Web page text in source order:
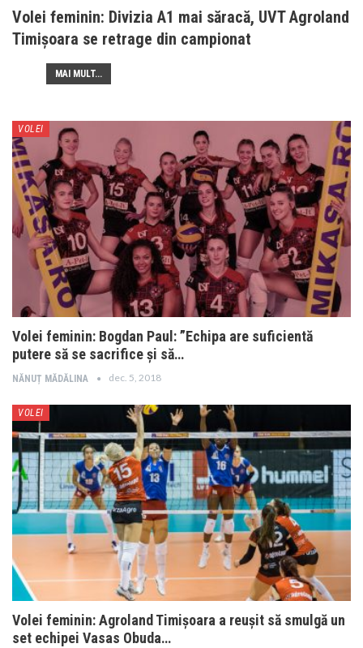
Volei feminin: Divizia A1 mai săracă, UVT Agroland
Timișoara se retrage din campionat
MAI MULT...
VOLEI
Volei feminin: Bogdan Paul: ”Echipa are suficientă
putere să se sacrifice și să…
NĂNUȚ MĂDĂLINA dec. 5, 2018
VOLEI
Volei feminin: Agroland Timișoara a reușit să smulgă un
set echipei Vasas Obuda…